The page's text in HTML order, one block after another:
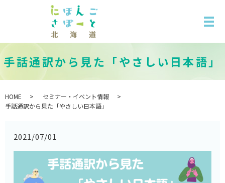
手話通訳から見た「やさしい日本語」
HOME
セミナー・イベント情報
手話通訳から見た「やさしい日本語」
2021/07/01